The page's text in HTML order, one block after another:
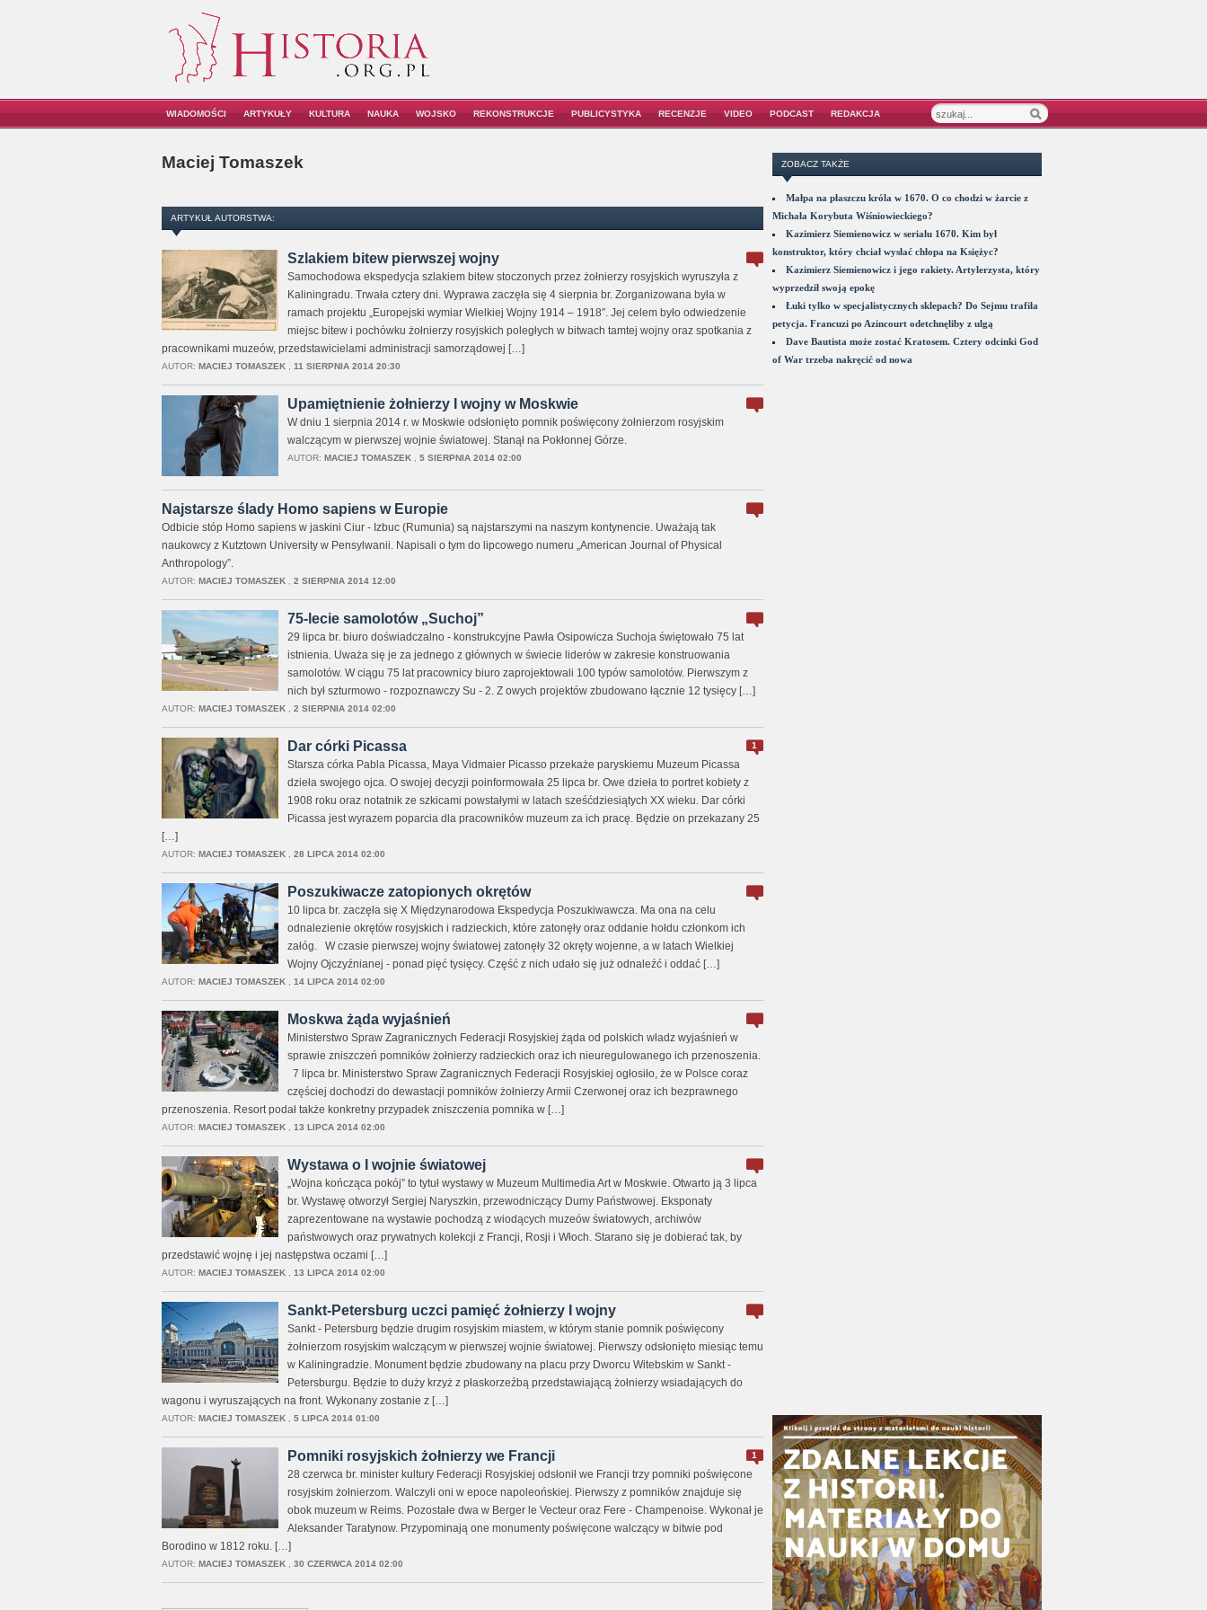
WIADOMOŚCI ARTYKUŁY KULTURA NAUKA WOJSKO REKONSTRUKCJE PUBLICYSTYKA RECENZJE VIDEO PODCAST REDAKCJA
Maciej Tomaszek
ARTYKUŁ AUTORSTWA:
Szlakiem bitew pierwszej wojny
Samochodowa ekspedycja szlakiem bitew stoczonych przez żołnierzy rosyjskich wyruszyła z
Kaliningradu. Trwała cztery dni. Wyprawa zaczęła się 4 sierpnia br. Zorganizowana była w
ramach projektu „Europejski wymiar Wielkiej Wojny 1914 – 1918″. Jej celem było odwiedzenie
miejsc bitew i pochówku żołnierzy rosyjskich poległych w bitwach tamtej wojny oraz spotkania z
pracownikami muzeów, przedstawicielami administracji samorządowej […]
AUTOR: MACIEJ TOMASZEK, 11 SIERPNIA 2014 20:30
Upamiętnienie żołnierzy I wojny w Moskwie
W dniu 1 sierpnia 2014 r. w Moskwie odsłonięto pomnik poświęcony żołnierzom rosyjskim
walczącym w pierwszej wojnie światowej. Stanął na Pokłonnej Górze.
AUTOR: MACIEJ TOMASZEK, 5 SIERPNIA 2014 02:00
Najstarsze ślady Homo sapiens w Europie
Odbicie stóp Homo sapiens w jaskini Ciur - Izbuc (Rumunia) są najstarszymi na naszym kontynencie. Uważają tak
naukowcy z Kutztown University w Pensylwanii. Napisali o tym do lipcowego numeru „American Journal of Physical
Anthropology”.
AUTOR: MACIEJ TOMASZEK, 2 SIERPNIA 2014 12:00
75-lecie samolotów „Suchoj”
29 lipca br. biuro doświadczalno - konstrukcyjne Pawła Osipowicza Suchoja świętowało 75 lat
istnienia. Uważa się je za jednego z głównych w świecie liderów w zakresie konstruowania
samolotów. W ciągu 75 lat pracownicy biuro zaprojektowali 100 typów samolotów. Pierwszym z
nich był szturmowo - rozpoznawczy Su - 2. Z owych projektów zbudowano łącznie 12 tysięcy […]
AUTOR: MACIEJ TOMASZEK, 2 SIERPNIA 2014 02:00
1
Dar córki Picassa
Starsza córka Pabla Picassa, Maya Vidmaier Picasso przekaże paryskiemu Muzeum Picassa
dzieła swojego ojca. O swojej decyzji poinformowała 25 lipca br. Owe dzieła to portret kobiety z
1908 roku oraz notatnik ze szkicami powstałymi w latach sześćdziesiątych XX wieku. Dar córki
Picassa jest wyrazem poparcia dla pracowników muzeum za ich pracę. Będzie on przekazany 25
[…]
AUTOR: MACIEJ TOMASZEK, 28 LIPCA 2014 02:00
Poszukiwacze zatopionych okrętów
10 lipca br. zaczęła się X Międzynarodowa Ekspedycja Poszukiwawcza. Ma ona na celu
odnalezienie okrętów rosyjskich i radzieckich, które zatonęły oraz oddanie hołdu członkom ich
załóg. W czasie pierwszej wojny światowej zatonęły 32 okręty wojenne, a w latach Wielkiej
Wojny Ojczyźnianej - ponad pięć tysięcy. Część z nich udało się już odnaleźć i oddać […]
AUTOR: MACIEJ TOMASZEK, 14 LIPCA 2014 02:00
Moskwa żąda wyjaśnień
Ministerstwo Spraw Zagranicznych Federacji Rosyjskiej żąda od polskich władz wyjaśnień w
sprawie zniszczeń pomników żołnierzy radzieckich oraz ich nieuregulowanego ich przenoszenia.
7 lipca br. Ministerstwo Spraw Zagranicznych Federacji Rosyjskiej ogłosiło, że w Polsce coraz
częściej dochodzi do dewastacji pomników żołnierzy Armii Czerwonej oraz ich bezprawnego
przenoszenia. Resort podał także konkretny przypadek zniszczenia pomnika w […]
AUTOR: MACIEJ TOMASZEK, 13 LIPCA 2014 02:00
Wystawa o I wojnie światowej
„Wojna kończąca pokój” to tytuł wystawy w Muzeum Multimedia Art w Moskwie. Otwarto ją 3 lipca
br. Wystawę otworzył Sergiej Naryszkin, przewodniczący Dumy Państwowej. Eksponaty
zaprezentowane na wystawie pochodzą z wiodących muzeów światowych, archiwów
państwowych oraz prywatnych kolekcji z Francji, Rosji i Włoch. Starano się je dobierać tak, by
przedstawić wojnę i jej następstwa oczami […]
AUTOR: MACIEJ TOMASZEK, 13 LIPCA 2014 02:00
Sankt-Petersburg uczci pamięć żołnierzy I wojny
Sankt - Petersburg będzie drugim rosyjskim miastem, w którym stanie pomnik poświęcony
żołnierzom rosyjskim walczącym w pierwszej wojnie światowej. Pierwszy odsłonięto miesiąc temu
w Kaliningradzie. Monument będzie zbudowany na placu przy Dworcu Witebskim w Sankt -
Petersburgu. Będzie to duży krzyż z płaskorzeźbą przedstawiającą żołnierzy wsiadających do
wagonu i wyruszających na front. Wykonany zostanie z […]
AUTOR: MACIEJ TOMASZEK, 5 LIPCA 2014 01:00
1
Pomniki rosyjskich żołnierzy we Francji
28 czerwca br. minister kultury Federacji Rosyjskiej odsłonił we Francji trzy pomniki poświęcone
rosyjskim żołnierzom. Walczyli oni w epoce napoleońskiej. Pierwszy z pomników znajduje się
obok muzeum w Reims. Pozostałe dwa w Berger le Vecteur oraz Fere - Champenoise. Wykonał je
Aleksander Taratynow. Przypominają one monumenty poświęcone walczący w bitwie pod
Borodino w 1812 roku. […]
AUTOR: MACIEJ TOMASZEK, 30 CZERWCA 2014 02:00
ZOBACZ TAKŻE
Małpa na płaszczu króla w 1670. O co chodzi w żarcie z
Michała Korybuta Wiśniowieckiego?
Kazimierz Siemienowicz w serialu 1670. Kim był
konstruktor, który chciał wysłać chłopa na Księżyc?
Kazimierz Siemienowicz i jego rakiety. Artylerzysta, który
wyprzedził swoją epokę
Łuki tylko w specjalistycznych sklepach? Do Sejmu trafiła
petycja. Francuzi po Azincourt odetchnęliby z ulgą
Dave Bautista może zostać Kratosem. Cztery odcinki God
of War trzeba nakręcić od nowa